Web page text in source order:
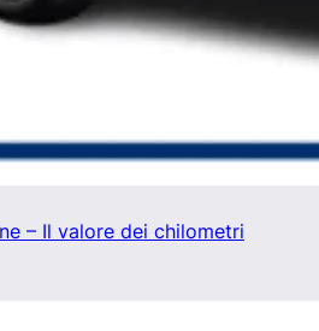
– Il valore dei chilometri